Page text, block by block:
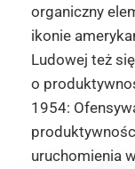
organiczny
ikonie
Ludowej też
o
1954:
uruchomienia